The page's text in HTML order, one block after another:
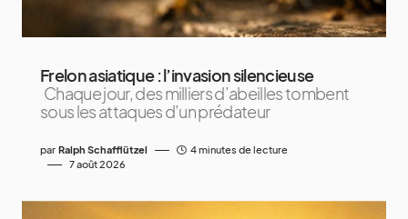
Frelon asiatique : l’invasion silencieuse
Chaque jour, des milliers d’abeilles tombent
sous les attaques d’un prédateur
par Ralph Schafflützel
4 minutes de lecture
7 août 2026